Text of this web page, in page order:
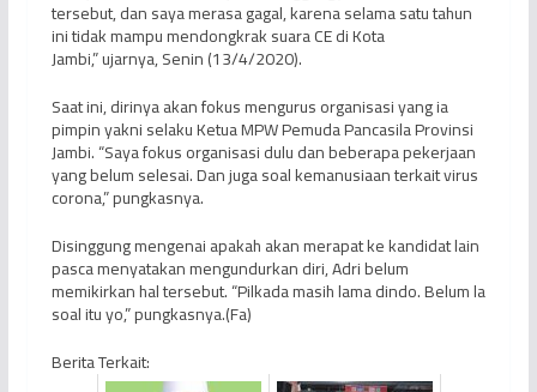
tersebut, dan saya merasa gagal, karena selama satu tahun
ini tidak mampu mendongkrak suara CE di Kota
Jambi,” ujarnya, Senin (13/4/2020).
Saat ini, dirinya akan fokus mengurus organisasi yang ia
pimpin yakni selaku Ketua MPW Pemuda Pancasila Provinsi
Jambi. “Saya fokus organisasi dulu dan beberapa pekerjaan
yang belum selesai. Dan juga soal kemanusiaan terkait virus
corona,” pungkasnya.
Disinggung mengenai apakah akan merapat ke kandidat lain
pasca menyatakan mengundurkan diri, Adri belum
memikirkan hal tersebut. “Pilkada masih lama dindo. Belum la
soal itu yo,” pungkasnya.(Fa)
Berita Terkait: